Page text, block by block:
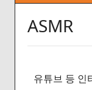
ASMR
유튜브 등 인